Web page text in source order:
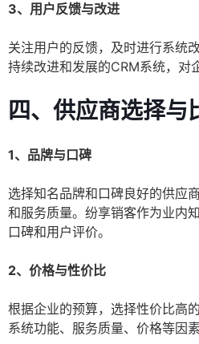
3、用户反馈与改进
关注用户的反馈，及时进行系统
持续改进和发展的CRM系统，对
四、供应商选择与
1、品牌与口碑
选择知名品牌和口碑良好的供应
和服务质量。纷享销客作为业内
口碑和用户评价。
2、价格与性价比
根据企业的预算，选择性价比高
系统功能、服务质量、价格等因素